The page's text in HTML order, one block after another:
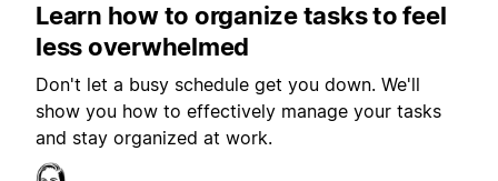
Learn how to organize tasks to feel
less overwhelmed
Don't let a busy schedule get you down. We'll
show you how to effectively manage your tasks
and stay organized at work.